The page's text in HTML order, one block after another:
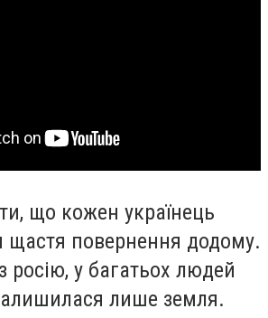
що кожен українець
щастя повернення додому.
росію, у багатьох людей
лише земля.